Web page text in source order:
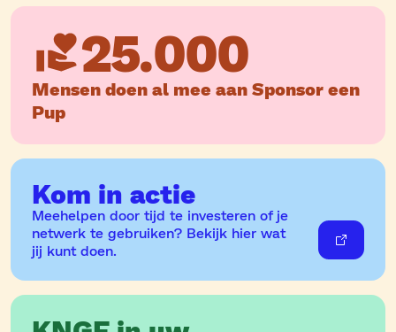
25.000
Mensen doen al mee aan Sponsor een
Pup
Kom in actie
Meehelpen door tijd te investeren of je
netwerk te gebruiken? Bekijk hier wat
jij kunt doen.